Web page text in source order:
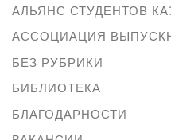
АЛЬЯНС СТУДЕНТОВ
АССОЦИАЦИЯ
БЕЗ РУБРИКИ
БИБЛИОТЕКА
БЛАГОДАРНОСТИ